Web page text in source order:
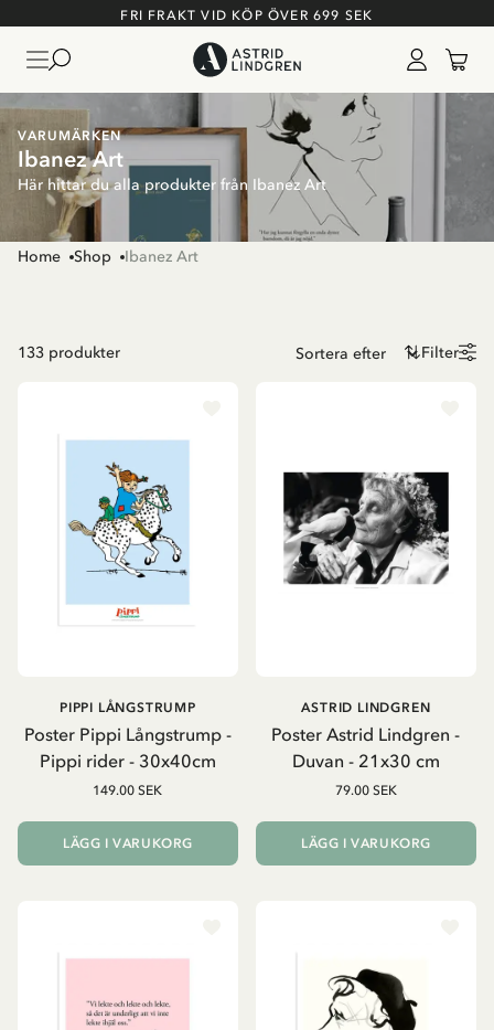
FRI FRAKT VID KÖP ÖVER 699 SEK
VARUMÄRKEN
Ibanez Art
Här hittar du alla produkter från Ibanez Art
Home Shop Ibanez Art
133 produkter Filter
Poster Pippi Långstrump -
Pippi rider - 30x40cm
PIPPI LÅNGSTRUMP
149.00 SEK
LÄGG I VARUKORG
Poster Astrid Lindgren -
Duvan - 21x30 cm
ASTRID LINDGREN
79.00 SEK
LÄGG I VARUKORG